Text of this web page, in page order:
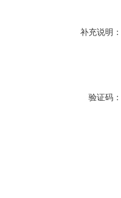
补充说明：
验证码：